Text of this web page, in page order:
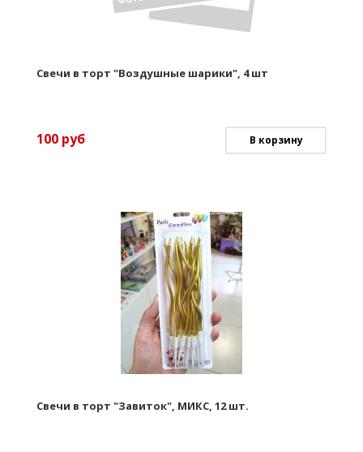
Свечи в торт "Воздушные шарики", 4 шт
100 руб В корзину
Свечи в торт "Завиток", МИКС, 12 шт.